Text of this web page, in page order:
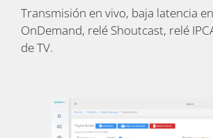
Transmisión en vivo, baja latencia
OnDemand, relé Shoutcast, relé
de TV.